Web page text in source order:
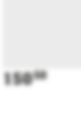
15050